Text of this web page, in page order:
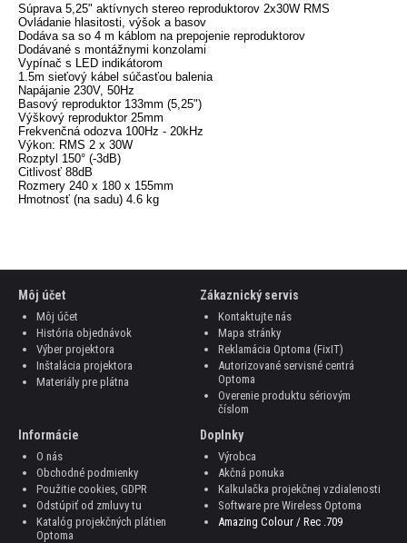
Súprava 5,25" aktívnych stereo reproduktorov 2x30W RMS
Ovládanie hlasitosti, výšok a basov
Dodáva sa so 4 m káblom na prepojenie reproduktorov
Dodávané s montážnymi konzolami
Vypínač s LED indikátorom
1.5m sieťový kábel súčasťou balenia
Napájanie 230V, 50Hz
Basový reproduktor 133mm (5,25")
Výškový reproduktor 25mm
Frekvenčná odozva 100Hz - 20kHz
Výkon: RMS 2 x 30W
Rozptyl 150° (-3dB)
Citlivosť 88dB
Rozmery 240 x 180 x 155mm
Hmotnosť (na sadu) 4.6 kg
Môj účet
Môj účet
História objednávok
Výber projektora
Inštalácia projektora
Materiály pre plátna
Zákaznický servis
Kontaktujte nás
Mapa stránky
Reklamácia Optoma (FixIT)
Autorizované servisné centrá
Optoma
Overenie produktu sériovým
číslom
Informácie
O nás
Obchodné podmienky
Použitie cookies, GDPR
Odstúpiť od zmluvy tu
Katalóg projekčných plátien
Optoma
Doplnky
Výrobca
Akčná ponuka
Kalkulačka projekčnej vzdialenosti
Software pre Wireless Optoma
Amazing Colour / Rec .709